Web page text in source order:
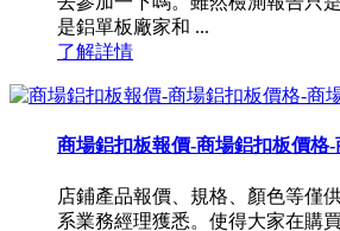
是鋁單板廠家和 ...
了解詳情
商場鋁扣板報價-商場鋁扣板價格
店鋪產品報價、規格、顏色等僅
系業務經理獲悉。使得大家在購